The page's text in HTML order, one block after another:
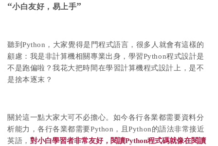
“小白友好，易上手”
聽到Python，大家覺得是門程式語言，很多人就會有這樣的
顧慮： 我是非計算機相關專業出身，學習Python程式設計是
不是跑偏啦？我花大把時間在學習計算機程式設計上，是不
是捨本逐末？
關於這一點大家大可不必擔心。 如今各行各業都需要資料分
析能力，各行各業都需要Python，且Python的語法非常接近
英語， 對小白學習者非常友好，閱讀Python程式碼就像在閱讀